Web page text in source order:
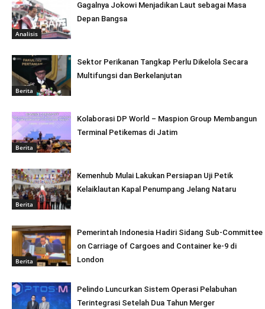
Analisis
Gagalnya Jokowi Menjadikan Laut sebagai Masa
Depan Bangsa
Berita
Sektor Perikanan Tangkap Perlu Dikelola Secara
Multifungsi dan Berkelanjutan
Berita
Kolaborasi DP World – Maspion Group Membangun
Terminal Petikemas di Jatim
Berita
Kemenhub Mulai Lakukan Persiapan Uji Petik
Kelaiklautan Kapal Penumpang Jelang Nataru
Berita
Pemerintah Indonesia Hadiri Sidang Sub-Committee
on Carriage of Cargoes and Container ke-9 di
London
Pelindo Luncurkan Sistem Operasi Pelabuhan
Terintegrasi Setelah Dua Tahun Merger